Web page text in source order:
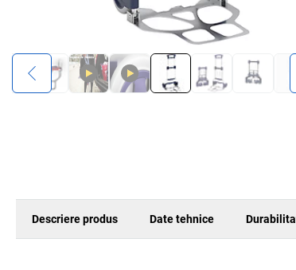
Descriere produs Date tehnice